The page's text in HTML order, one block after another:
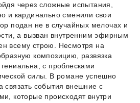
через сложные испытания,
и кардинально сменили свои
подан не в случайных мелочах и
а вызван внутренним эфирным
всему строю. Несмотря на
композицию, развязка
с проблесками
силы. В романе успешно
связать события внешние с
которые происходят внутри